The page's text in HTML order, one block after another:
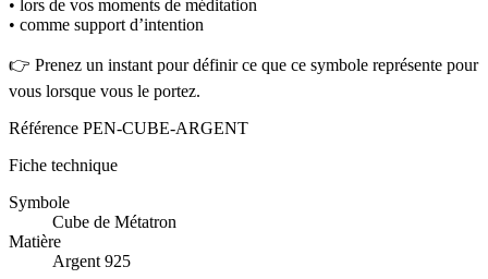
• lors de vos moments de méditation
• comme support d’intention
👉 Prenez un instant pour définir ce que ce symbole représente pour
vous lorsque vous le portez.
Référence PEN-CUBE-ARGENT
Fiche technique
Symbole
Cube de Métatron
Matière
Argent 925